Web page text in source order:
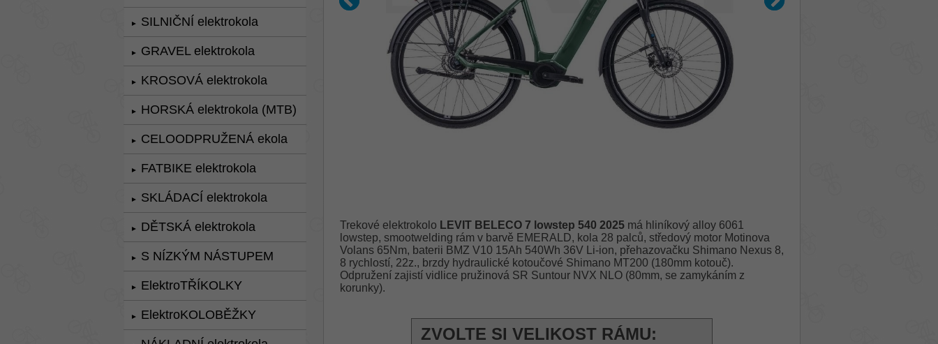
► SILNIČNÍ elektrokola
► GRAVEL elektrokola
► KROSOVÁ elektrokola
► HORSKÁ elektrokola (MTB)
► CELOODPRUŽENÁ ekola
► FATBIKE elektrokola
► SKLÁDACÍ elektrokola
► DĚTSKÁ elektrokola
► S NÍZKÝM NÁSTUPEM
► ElektroTŘÍKOLKY
► ElektroKOLOBĚŽKY
Trekové elektrokolo LEVIT BELECO 7 lowstep 540 2025má hliníkový alloy 6061
lowstep, smootwelding rám v barvě EMERALD, kola 28 palců, středový motor Motinova
Volans 65Nm, baterii BMZ V10 15Ah 540Wh 36V Li-ion, přehazovačku Shimano Nexus 8,
8 rychlostí, 22z., brzdy hydraulické kotoučové Shimano MT200 (180mm kotouč).
Odpružení zajistí vidlice pružinová SR Suntour NVX NLO (80mm, se zamykáním z
korunky).
ZVOLTE SI VELIKOST RÁMU: